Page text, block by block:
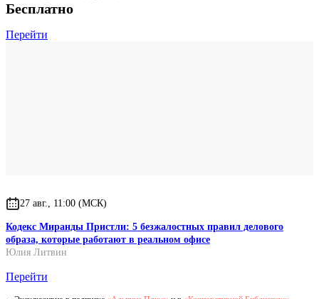
Бесплатно
Перейти
27 авг., 11:00 (МСК)
Кодекс Миранды Пристли: 5 безжалостных правил делового
образа, которые работают в реальном офисе
Юлия Литвин
Перейти